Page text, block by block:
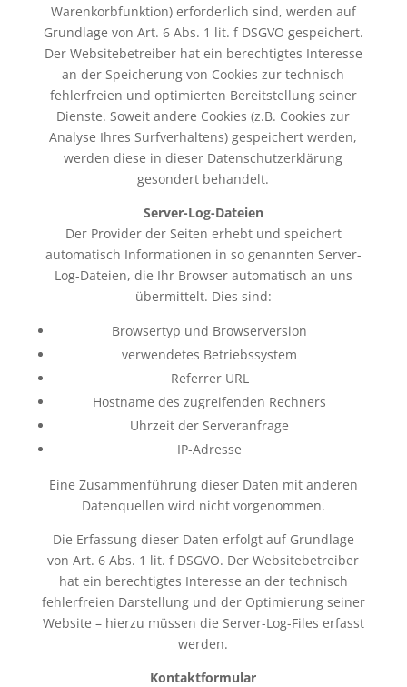
Warenkorbfunktion) erforderlich sind, werden auf
Grundlage von Art. 6 Abs. 1 lit. f DSGVO gespeichert.
Der Websitebetreiber hat ein berechtigtes Interesse
an der Speicherung von Cookies zur technisch
fehlerfreien und optimierten Bereitstellung seiner
Dienste. Soweit andere Cookies (z.B. Cookies zur
Analyse Ihres Surfverhaltens) gespeichert werden,
werden diese in dieser Datenschutzerklärung
gesondert behandelt.
Server-Log-Dateien
Der Provider der Seiten erhebt und speichert
automatisch Informationen in so genannten Server-
Log-Dateien, die Ihr Browser automatisch an uns
übermittelt. Dies sind:
Browsertyp und Browserversion
verwendetes Betriebssystem
Referrer URL
Hostname des zugreifenden Rechners
Uhrzeit der Serveranfrage
IP-Adresse
Eine Zusammenführung dieser Daten mit anderen
Datenquellen wird nicht vorgenommen.
Die Erfassung dieser Daten erfolgt auf Grundlage
von Art. 6 Abs. 1 lit. f DSGVO. Der Websitebetreiber
hat ein berechtigtes Interesse an der technisch
fehlerfreien Darstellung und der Optimierung seiner
Website – hierzu müssen die Server-Log-Files erfasst
werden.
Kontaktformular